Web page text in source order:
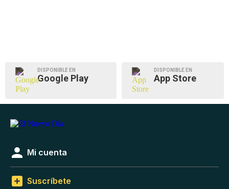
DISPONIBLE EN
Google Play
DISPONIBLE EN
App Store
Mi cuenta
Suscríbete